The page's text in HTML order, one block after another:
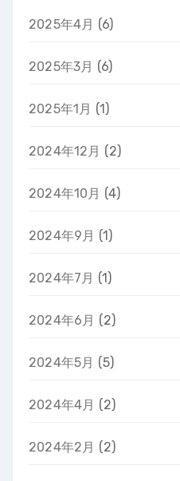
2025年4月 (6)
2025年3月 (6)
2025年1月 (1)
2024年12月 (2)
2024年10月 (4)
2024年9月 (1)
2024年7月 (1)
2024年6月 (2)
2024年5月 (5)
2024年4月 (2)
2024年2月 (2)